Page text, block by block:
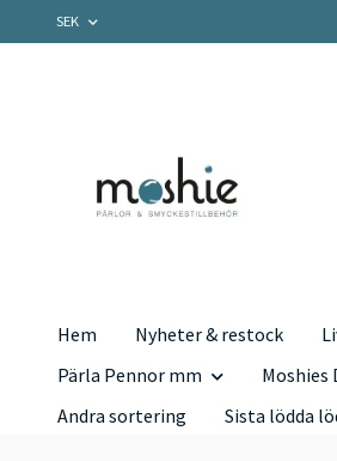
SEK
Hem Nyheter & restock
Pärla Pennor mm
Andra sortering
Sista lödda